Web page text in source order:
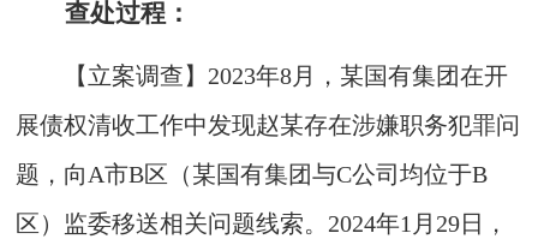
查处过程：
【立案调查】2023年8月，某国有集团在开
展债权清收工作中发现赵某存在涉嫌职务犯罪问
题，向A市B区（某国有集团与C公司均位于B
区）监委移送相关问题线索。2024年1月29日，